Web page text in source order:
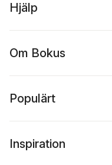
Hjälp
Om Bokus
Populärt
Inspiration